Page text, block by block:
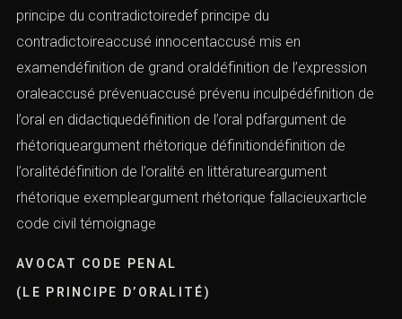
principe du contradictoiredef principe du
contradictoireaccusé innocentaccusé mis en
examendéfinition de grand oraldéfinition de l’expression
oraleaccusé prévenuaccusé prévenu inculpédéfinition de
l’oral en didactiquedéfinition de l’oral pdfargument de
rhétoriqueargument rhétorique définitiondéfinition de
l’oralitédéfinition de l’oralité en littératureargument
rhétorique exempleargument rhétorique fallacieuxarticle
code civil témoignage
AVOCAT CODE PENAL
(LE PRINCIPE D’ORALITÉ)